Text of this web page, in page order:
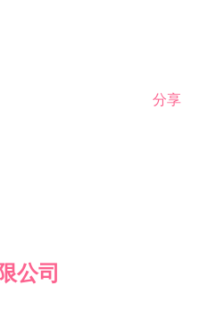
分享
公司